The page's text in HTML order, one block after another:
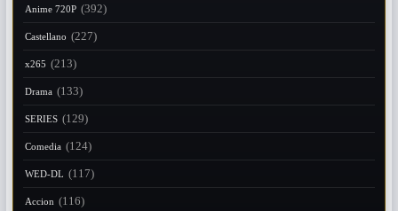
Anime 720P (392)
Castellano (227)
x265 (213)
Drama (133)
SERIES (129)
Comedia (124)
WED-DL (117)
Accion (116)